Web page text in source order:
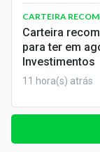
CARTEIRA
Carteira
para ter em
Investimentos
11 hora(s) atrás